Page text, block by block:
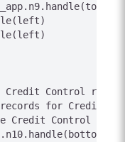
Credit Control
for Credit
Credit Control